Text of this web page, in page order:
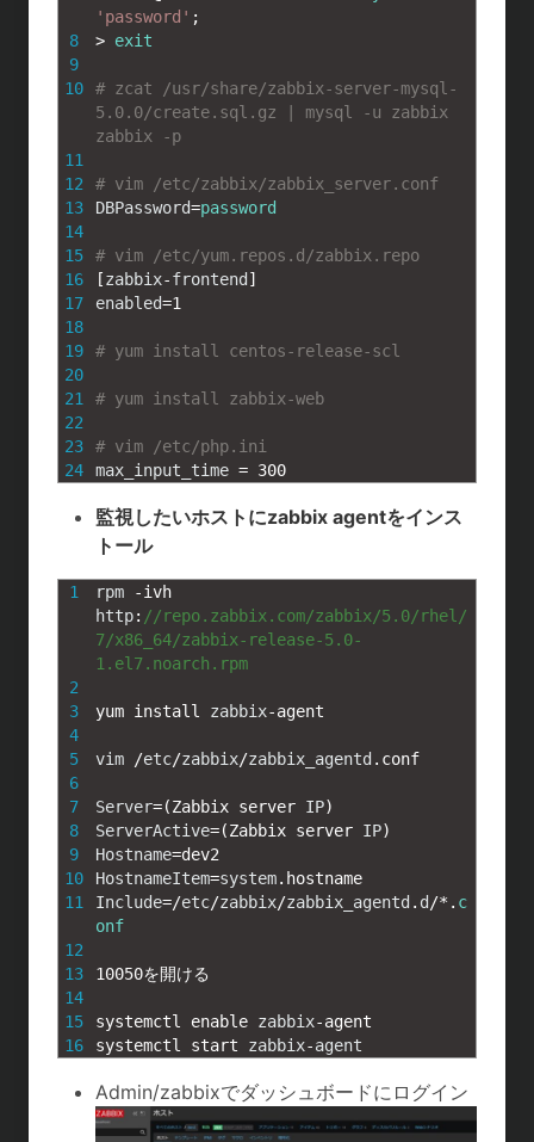
8
9
10
11
12
13
14
15
16
17
18
19
20
21
22
23
24
'password' ;
> exit
# zcat /usr/share/zabbix-server-mysql-
5.0.0/create.sql.gz | mysql -u zabbix
zabbix -p
# vim /etc/zabbix/zabbix_server.conf
DBPassword=password
# vim /etc/yum.repos.d/zabbix.repo
[zabbix-frontend ]
enabled=1
# yum install centos-release-scl
# yum install zabbix-web
# vim /etc/php.ini
max_input_time = 300
監視したいホストにzabbix agentをインス
トール
1
2
3
4
5
6
7
8
9
10
11
12
13
14
15
16
rpm -
http: //repo.zabbix.com/zabbix/5.0/rhel/
7/x86_64/zabbix-release-5.0-
1.el7.noarch.rpm
yum install zabbix-agent
vim /etc/zabbix/zabbix_agentd . conf
Server=(Zabbix server IP)
ServerActive=(Zabbix server IP)
Hostname=dev2
HostnameItem=system. hostname
Include=/etc/zabbix/zabbix_agentd . d /* . c
onf
10050を開ける
systemctl enable zabbix-agent
systemctl start zabbix-agent
Admin/zabbixでダッシュボードにログイン